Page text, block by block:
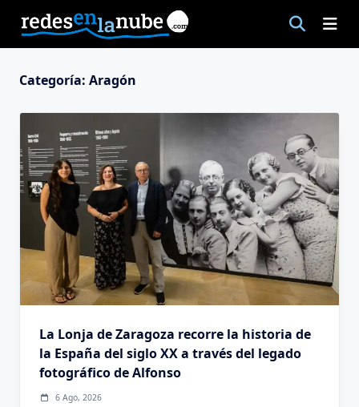
contenido
Categoría: Aragón
La Lonja de Zaragoza recorre la historia de
la España del siglo XX a través del legado
fotográfico de Alfonso
6 Ago, 2026